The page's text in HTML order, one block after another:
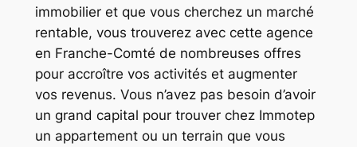
immobilier et que vous cherchez un marché
rentable, vous trouverez avec cette agence
en Franche-Comté de nombreuses offres
pour accroître vos activités et augmenter
vos revenus. Vous n’avez pas besoin d’avoir
un grand capital pour trouver chez Immotep
un appartement ou un terrain que vous